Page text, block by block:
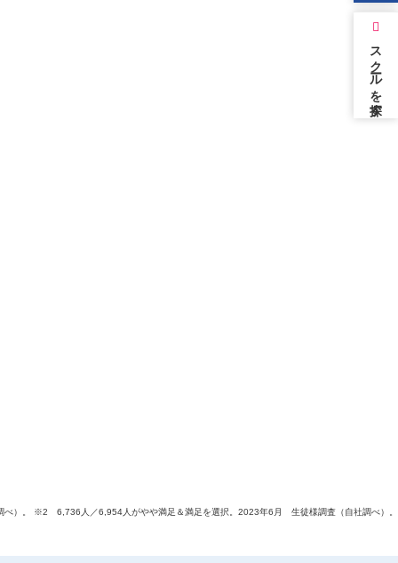
スクールを探す
）。 ※2 6,736人／6,954人がやや満足＆満足を選択。2023年6月 生徒様調査（自社調べ）。